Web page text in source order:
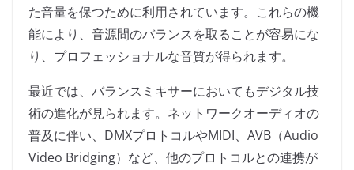
た音量を保つために利用されています。これらの機
能により、音源間のバランスを取ることが容易にな
り、プロフェッショナルな音質が得られます。
最近では、バランスミキサーにおいてもデジタル技
術の進化が見られます。ネットワークオーディオの
普及に伴い、DMXプロトコルやMIDI、AVB（Audio
Video Bridging）など、他のプロトコルとの連携が